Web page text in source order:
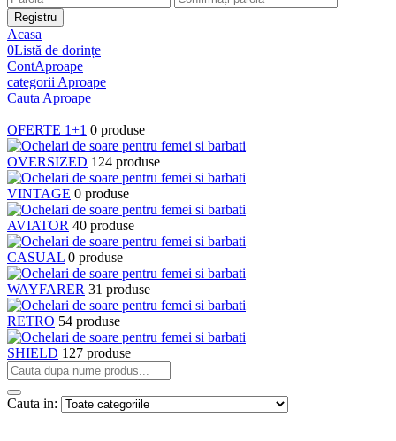
Acasa
0Listă de dorințe
ContAproape
categorii Aproape
Cauta Aproape
OFERTE 1+1 0 produse
OVERSIZED 124 produse
VINTAGE 0 produse
AVIATOR 40 produse
CASUAL 0 produse
WAYFARER 31 produse
RETRO 54 produse
SHIELD 127 produse
Cauta in: